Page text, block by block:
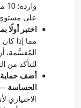
على
اختبر أولًا
مما إذا
المُقسَّمة،
للتأكد من
أضف حماية
الحساسة
الاختياري